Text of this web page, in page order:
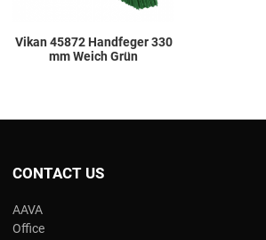
Vikan 45872 Handfeger 330
mm Weich Grün
CONTACT US
AAVA
Office